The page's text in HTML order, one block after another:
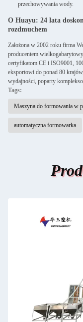
przechowywania wody.
O Huayu: 24 lata
rozdmuchem
Założona w 2002 roku firma
producentem
certyfikatom CE i ISO9001,
eksportowi do ponad 80
wydajności, poparty
Tags:
Maszyna do formowania w
automatyczna formowarka